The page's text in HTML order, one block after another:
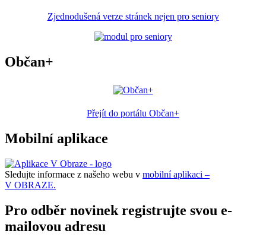
Zjednodušená verze stránek nejen pro seniory
Občan+
Přejít do portálu Občan+
Mobilní aplikace
Sledujte informace z našeho webu v mobilní aplikaci –
V OBRAZE.
Pro odběr novinek registrujte svou e-
mailovou adresu